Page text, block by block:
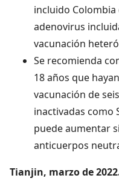
incluido
adenovirus
vacunación
Se recomienda
18 años que
vacunación de
inactivadas como
puede aumentar
anticuerpos
Tianjin, marzo de